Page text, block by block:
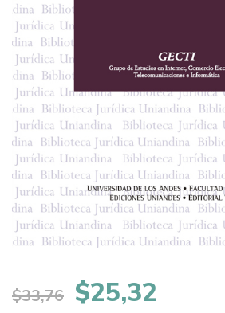
$33,76 El
$25,32